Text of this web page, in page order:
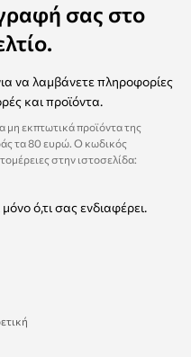
σας στο
να λαμβάνετε πληροφορίες
και προϊόντα.
μη εκπτωτικά προϊόντα της
τα 80 ευρώ. Ο κωδικός
στην ιστοσελίδα:
ό,τι σας ενδιαφέρει.